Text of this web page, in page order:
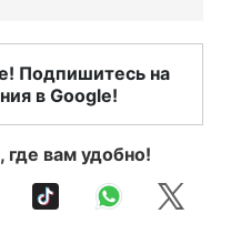
Подпишитесь на
в Google!
где вам удобно!